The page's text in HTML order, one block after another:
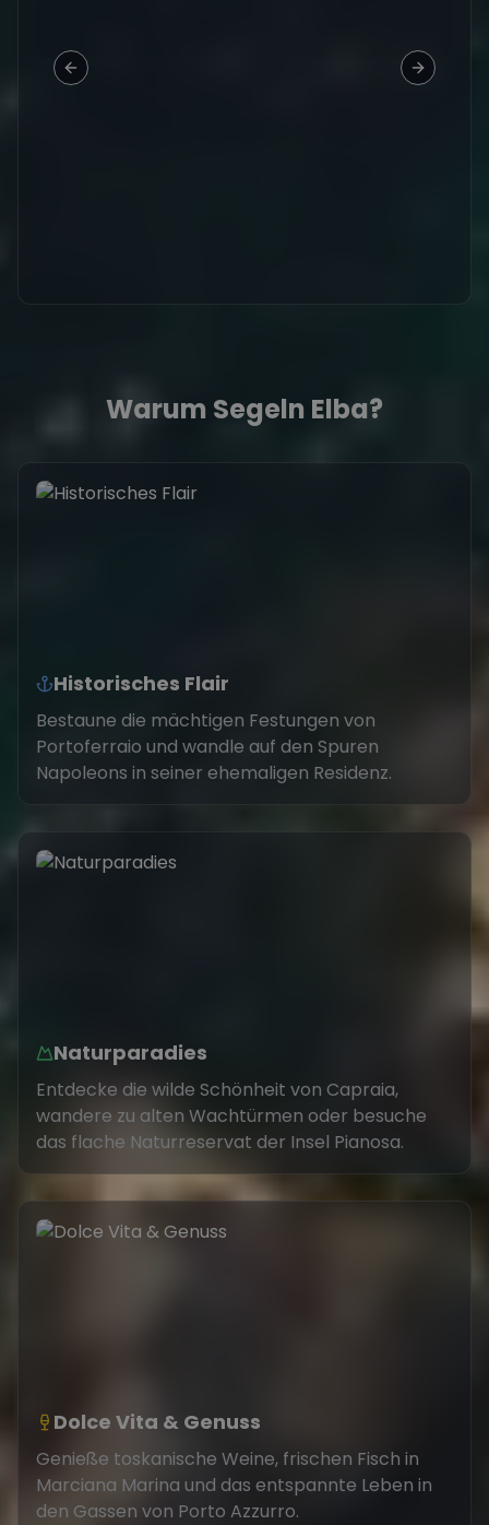
Previous slide Next
Warum Segeln Elba?
Historisches Flair
Bestaune die mächtigen Festungen von
Portoferraio und wandle auf den Spuren
Napoleons in seiner ehemaligen Residenz.
Naturparadies
Entdecke die wilde Schönheit von Capraia,
wandere zu alten Wachtürmen oder besuche
das flache Naturreservat der Insel Pianosa.
Dolce Vita & Genuss
Genieße toskanische Weine, frischen Fisch in
Marciana Marina und das entspannte Leben in
den Gassen von Porto Azzurro.